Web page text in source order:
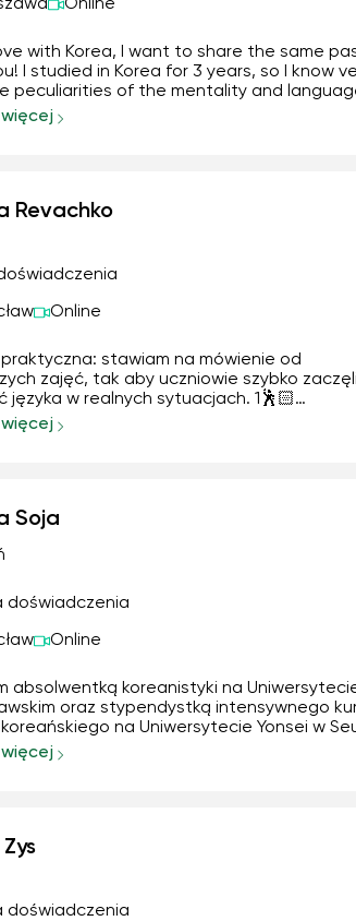
Online
with Korea, I want to share the same
I studied in Korea for 3 years, so I know
peculiarities of the mentality and
people, memes, jokes. By studying
Revachko
Online
praktyczna: stawiam na mówienie od
zajęć, tak aby uczniowie szybko zaczęli
języka w realnych sytuacjach. 1🕺🏻
gramatyki w prosty, logiczny sposób, z
Soja
doświadczenia
Online
absolwentką koreanistyki na
oraz stypendystką intensywnego
na Uniwersytecie Yonsei w
na poziomie 6 ( najwyższy poziom
doświadczenia